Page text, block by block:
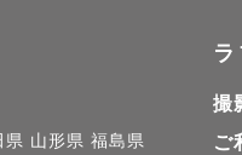
県 山形県 福島県
撮
ご